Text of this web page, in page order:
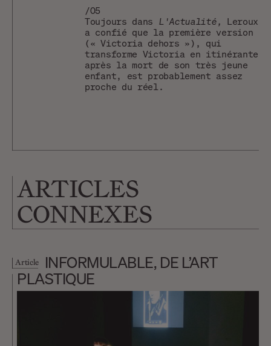
/05
Toujours dans L'Actualité, Leroux
a confié que la première version
(« Victoria dehors »), qui
transforme Victoria en itinérante
après la mort de son très jeune
enfant, est probablement assez
proche du réel.
ARTICLES
CONNEXES
Article
INFORMULABLE, DE L’ART
PLASTIQUE